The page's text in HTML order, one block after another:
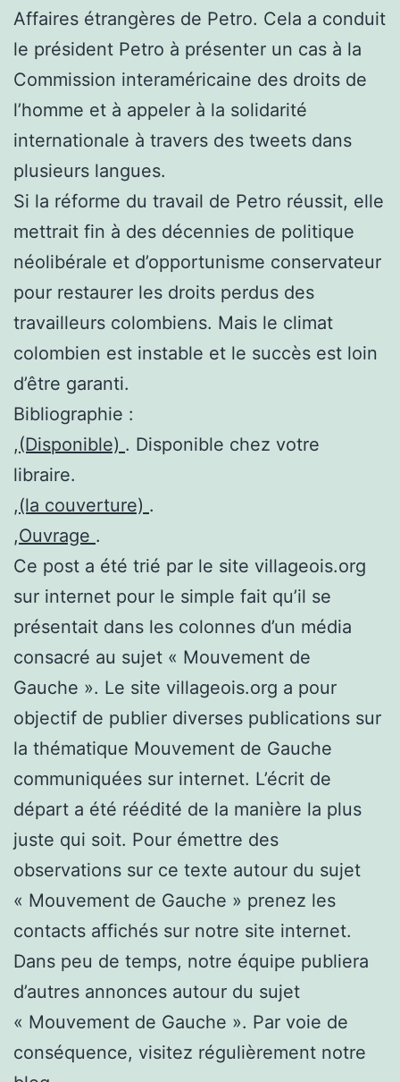
Affaires étrangères de Petro. Cela a conduit
le président Petro à présenter un cas à la
Commission interaméricaine des droits de
l’homme et à appeler à la solidarité
internationale à travers des tweets dans
plusieurs langues.
Si la réforme du travail de Petro réussit, elle
mettrait fin à des décennies de politique
néolibérale et d’opportunisme conservateur
pour restaurer les droits perdus des
travailleurs colombiens. Mais le climat
colombien est instable et le succès est loin
d’être garanti.
Bibliographie :
,(Disponible) . Disponible chez votre
libraire.
,(la couverture) .
,Ouvrage .
Ce post a été trié par le site villageois.org
sur internet pour le simple fait qu’il se
présentait dans les colonnes d’un média
consacré au sujet « Mouvement de
Gauche ». Le site villageois.org a pour
objectif de publier diverses publications sur
la thématique Mouvement de Gauche
communiquées sur internet. L’écrit de
départ a été réédité de la manière la plus
juste qui soit. Pour émettre des
observations sur ce texte autour du sujet
« Mouvement de Gauche » prenez les
contacts affichés sur notre site internet.
Dans peu de temps, notre équipe publiera
d’autres annonces autour du sujet
« Mouvement de Gauche ». Par voie de
conséquence, visitez régulièrement notre